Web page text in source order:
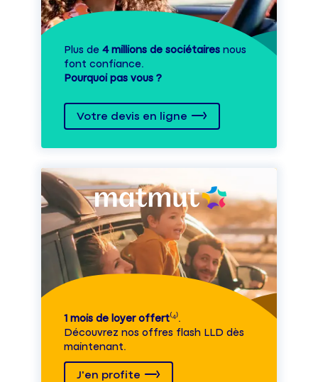
Plus de 4 millions de sociétaires nous
font confiance.
Pourquoi pas vous ?
Votre devis en ligne
1 mois de loyer offert⁽⁴⁾.
Découvrez nos offres flash LLD dès
maintenant.
J'en profite